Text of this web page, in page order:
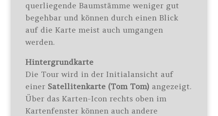
querliegende Baumstämme weniger gut
begehbar und können durch einen Blick
auf die Karte meist auch umgangen
werden.
Hintergrundkarte
Die Tour wird in der Initialansicht auf
einer Satellitenkarte (Tom Tom) angezeigt.
Über das Karten-Icon rechts oben im
Kartenfenster können auch andere